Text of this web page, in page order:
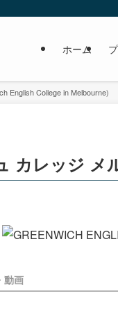
ホーム
English College in Melbourne)
カレッジ
動画